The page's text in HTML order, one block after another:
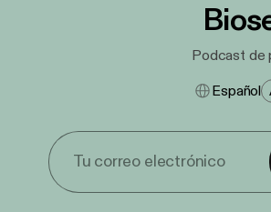
Podcast de
Español